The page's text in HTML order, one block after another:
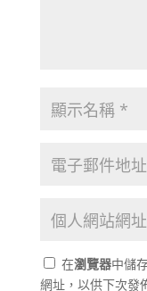
在瀏覽器中儲
網址，以供下次發